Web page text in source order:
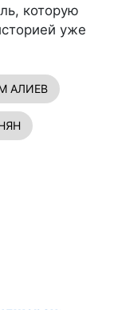
которую
уже
АЛИЕВ